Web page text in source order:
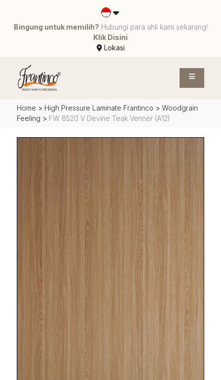
Bingung untuk memilih? Hubungi para ahli kami sekarang!
Klik Disini
Lokasi
Home > High Pressure Laminate Frantinco >Woodgrain
Feeling > FW 8520 V Devine Teak Venner (A12)